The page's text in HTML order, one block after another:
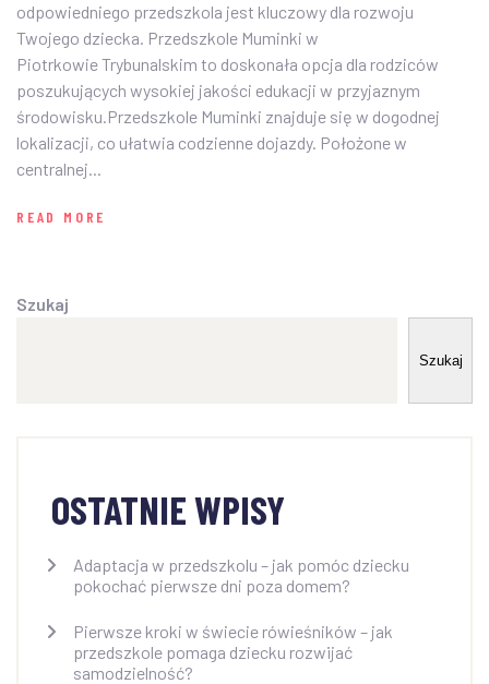
odpowiedniego przedszkola jest kluczowy dla rozwoju
Twojego dziecka. Przedszkole Muminki w
Piotrkowie Trybunalskim to doskonała opcja dla rodziców
poszukujących wysokiej jakości edukacji w przyjaznym
środowisku.Przedszkole Muminki znajduje się w dogodnej
lokalizacji, co ułatwia codzienne dojazdy. Położone w
centralnej...
READ MORE
Szukaj
Szukaj
OSTATNIE WPISY
Adaptacja w przedszkolu – jak pomóc dziecku
pokochać pierwsze dni poza domem?
Pierwsze kroki w świecie rówieśników – jak
przedszkole pomaga dziecku rozwijać
samodzielność?